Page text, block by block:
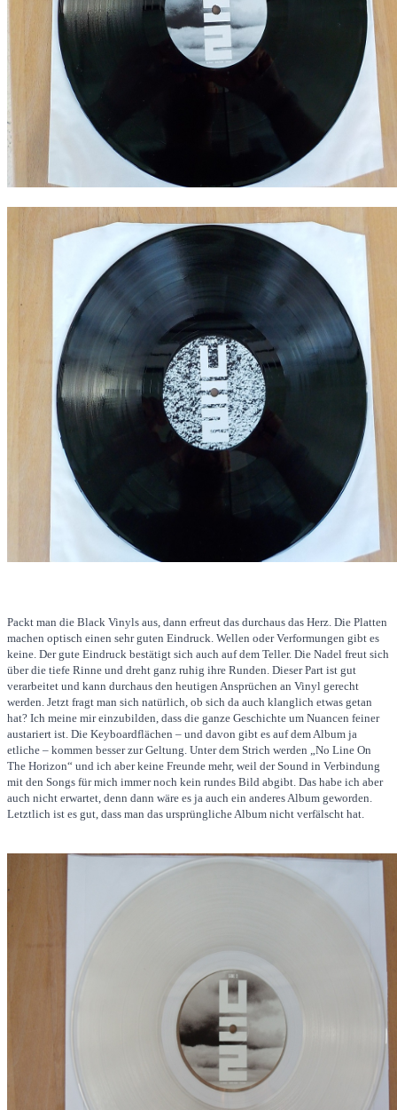
Packt man die Black Vinyls aus, dann erfreut das durchaus das Herz. Die Platten
machen optisch einen sehr guten Eindruck. Wellen oder Verformungen gibt es
keine. Der gute Eindruck bestätigt sich auch auf dem Teller. Die Nadel freut sich
über die tiefe Rinne und dreht ganz ruhig ihre Runden. Dieser Part ist gut
verarbeitet und kann durchaus den heutigen Ansprüchen an Vinyl gerecht
werden. Jetzt fragt man sich natürlich, ob sich da auch klanglich etwas getan
hat? Ich meine mir einzubilden, dass die ganze Geschichte um Nuancen feiner
austariert ist. Die Keyboardflächen – und davon gibt es auf dem Album ja
etliche – kommen besser zur Geltung. Unter dem Strich werden „No Line On
The Horizon“ und ich aber keine Freunde mehr, weil der Sound in Verbindung
mit den Songs für mich immer noch kein rundes Bild abgibt. Das habe ich aber
auch nicht erwartet, denn dann wäre es ja auch ein anderes Album geworden.
Letztlich ist es gut, dass man das ursprüngliche Album nicht verfälscht hat.